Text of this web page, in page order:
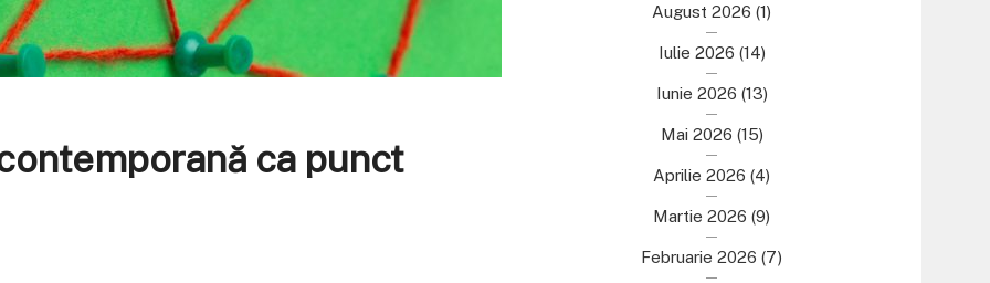
ca punct
August 2026 (1)
Iulie 2026 (14)
Iunie 2026 (13)
Mai 2026 (15)
Aprilie 2026 (4)
Martie 2026 (9)
Februarie 2026 (7)